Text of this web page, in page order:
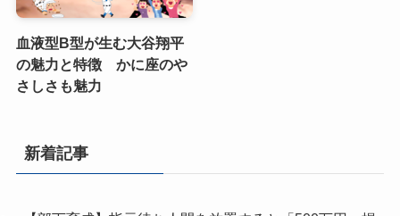
血液型B型が生む大谷翔平
の魅力と特徴 かに座のや
さしさも魅力
新着記事